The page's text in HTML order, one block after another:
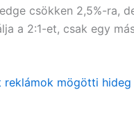
csökken 2,5%-ra,
a 2:1-et, csak egy
mögötti hideg